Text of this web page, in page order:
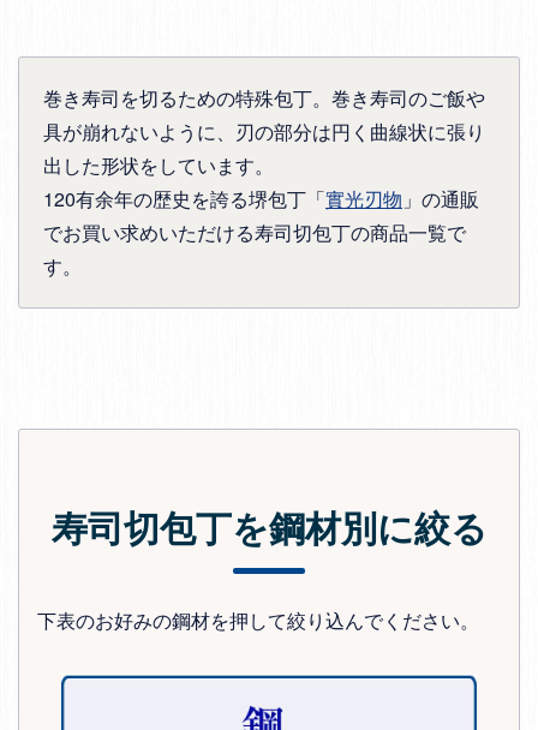
巻き寿司を切るための特殊包丁。巻き寿司のご飯や
具が崩れないように、刃の部分は円く曲線状に張り
出した形状をしています。
120有余年の歴史を誇る堺包丁「實光刃物 」の通販
でお買い求めいただける寿司切包丁の商品一覧で
す。
寿司切包丁を鋼材別に絞る
下表のお好みの鋼材を押して絞り込んでください。